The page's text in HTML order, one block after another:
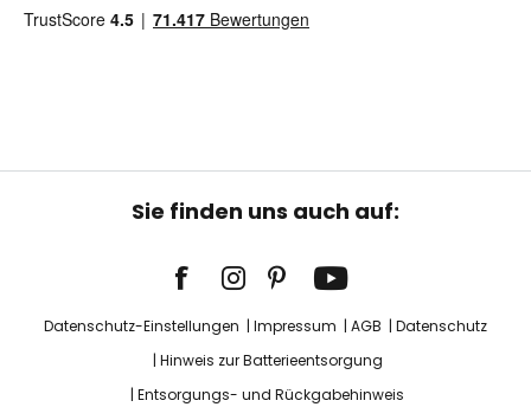
Sie finden uns auch auf:
Datenschutz-Einstellungen Impressum AGB
Datenschutz
Hinweis zur Batterieentsorgung
Entsorgungs- und Rückgabehinweis